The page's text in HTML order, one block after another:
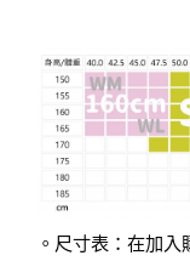
。尺寸表：在加